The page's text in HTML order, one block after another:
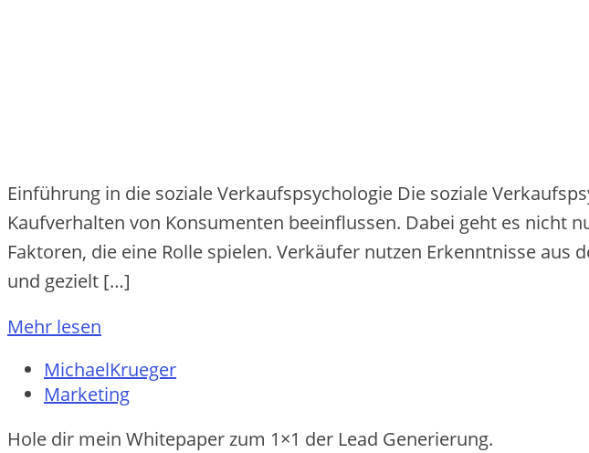
Einführung in die soziale Verkaufspsychologie Die soziale
Kaufverhalten von Konsumenten beeinflussen. Dabei geht es nicht
Faktoren, die eine Rolle spielen. Verkäufer nutzen Erkenntnisse
und gezielt […]
Mehr lesen
MichaelKrueger
Marketing
Hole dir mein Whitepaper zum 1×1 der Lead Generierung.